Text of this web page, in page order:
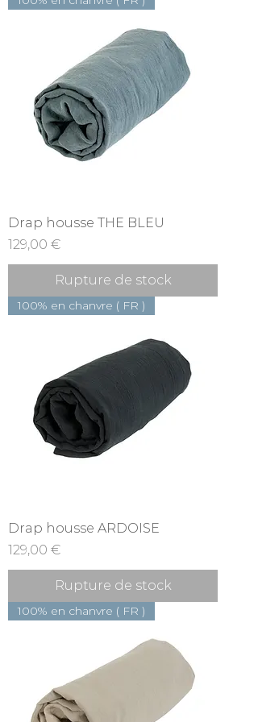
Drap housse THE BLEU
Prix
129,00 €
Rupture de stock
100% en chanvre ( FR )
Drap housse ARDOISE
Prix
129,00 €
Rupture de stock
100% en chanvre ( FR )